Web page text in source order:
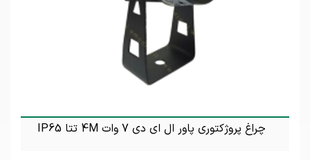
چراغ پروژکتوری پاور ال ای دی 7 وات 4M تتا IP65